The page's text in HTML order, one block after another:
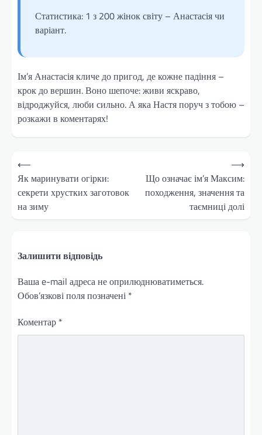
Статистика: 1 з 200 жінок світу – Анастасія чи
варіант.
Ім’я Анастасія кличе до пригод, де кожне падіння –
крок до вершин. Воно шепоче: живи яскраво,
відроджуйся, люби сильно. А яка Настя поруч з тобою –
розкажи в коментарях!
Навігація
записів
⟵
Як маринувати огірки:
секрети хрустких заготовок
на зиму
Що означає ім’я Максим:
походження, значення та
таємниці долі
⟶
Залишити відповідь
Ваша e-mail адреса не оприлюднюватиметься.
Обов’язкові поля позначені *
Коментар *